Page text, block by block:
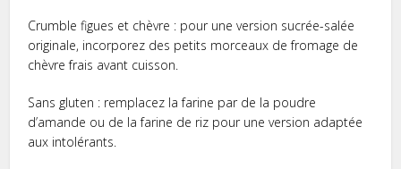
Crumble figues et chèvre : pour une version sucrée-salée
originale, incorporez des petits morceaux de fromage de
chèvre frais avant cuisson.
Sans gluten : remplacez la farine par de la poudre
d’amande ou de la farine de riz pour une version adaptée
aux intolérants.